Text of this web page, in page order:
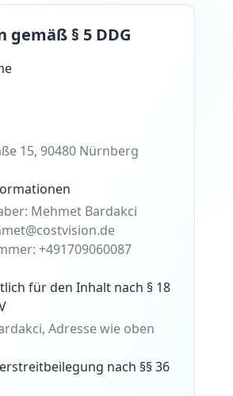
gemäß § 5 DDG
15, 90480 Nürnberg
: Mehmet Bardakci
: +491709060087
für den Inhalt nach § 18
Adresse wie oben
nach §§ 36